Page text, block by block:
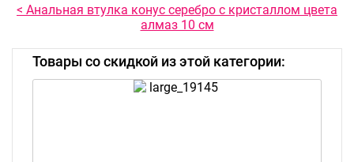
< Анальная втулка конус серебро с кристаллом цвета
алмаз 10 см
Товары со скидкой из этой категории: